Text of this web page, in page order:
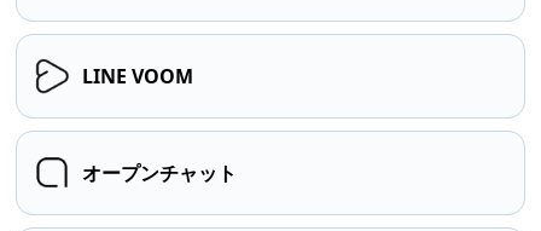
LINE VOOM
オープンチャット